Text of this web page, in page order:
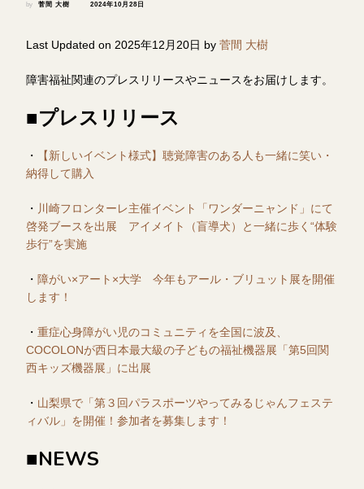
by 菅間 大樹 2024年10月28日
Last Updated on 2025年12月20日 by 菅間 大樹
障害福祉関連のプレスリリースやニュースをお届けします。
■プレスリリース
・
【新しいイベント様式】聴覚障害のある人も一緒に笑い・
納得して購入
・ 川崎フロンターレ主催イベント「ワンダーニャンド」にて
啓発ブースを出展 アイメイト（盲導犬）と一緒に歩く“体験
歩行”を実施
・ 障がい×アート×大学 今年もアール・ブリュット展を開催
します！
・ 重症心身障がい児のコミュニティを全国に波及、
COCOLONが西日本最大級の子どもの福祉機器展「第5回関
西キッズ機器展」に出展
・ 山梨県で「第３回パラスポーツやってみるじゃんフェステ
ィバル」を開催！参加者を募集します！
■NEWS